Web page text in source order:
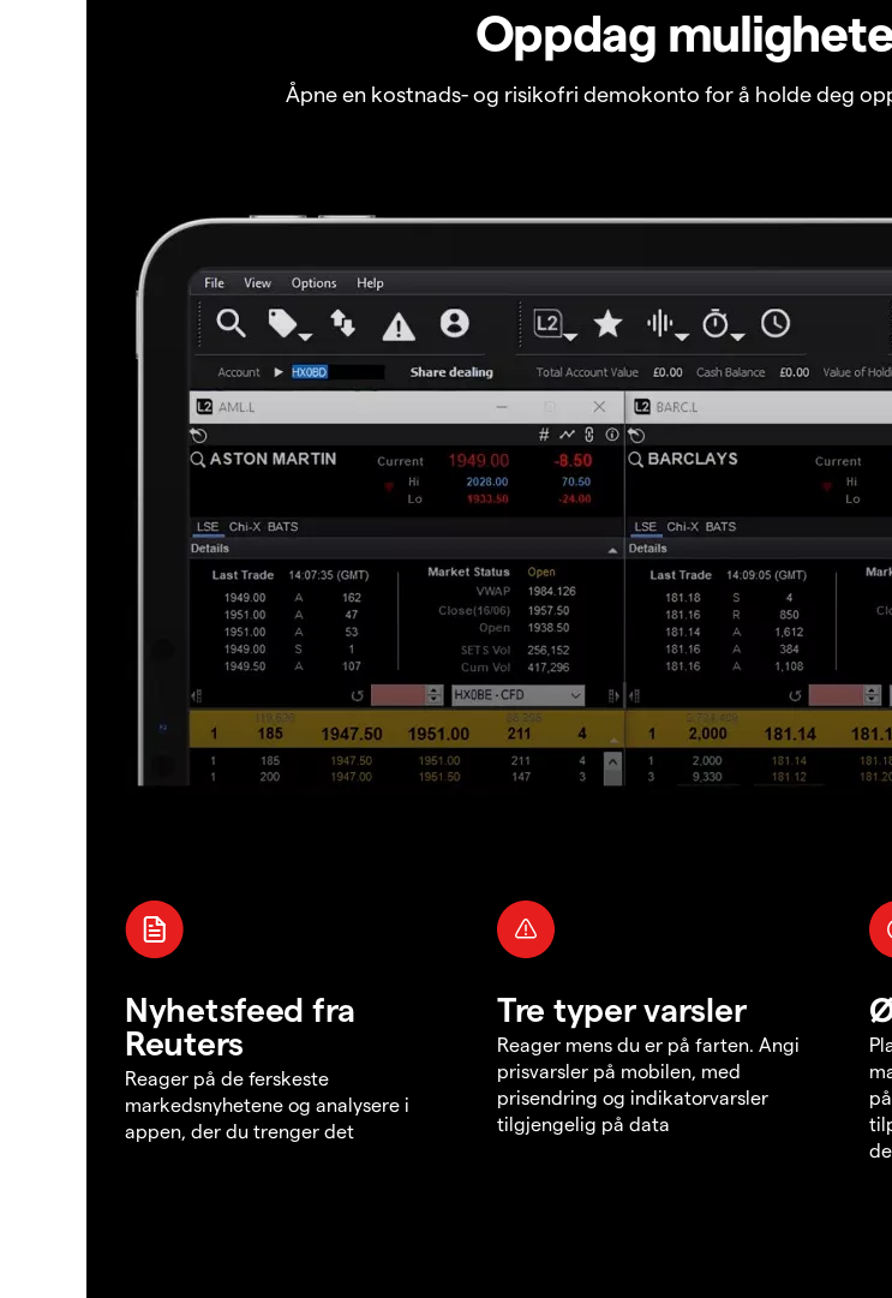
Oppdag
Åpne en kostnads- og risikofri demokonto for å holde deg
Nyhetsfeed fra
Reuters
Reager på de ferskeste
markedsnyhetene og analysere i
appen, der du trenger det
Tre typer varsler
Reager mens du er på farten. Angi
prisvarsler på mobilen, med
prisendring og indikatorvarsler
tilgjengelig på data